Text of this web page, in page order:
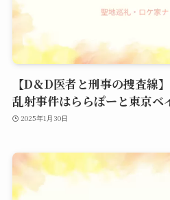
【D＆D医者と刑事の捜査線
乱射事件はららぽーと東京ベ
2025年1月30日